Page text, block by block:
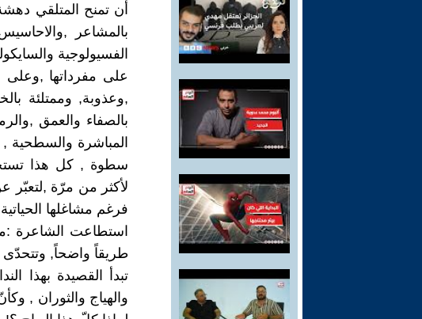
أن تمنح المتلقي
بالمشاعر
الفسيولوجية
على مفرداتها ,وعلى
,وعذوبة, وممتلئة
بالصفاء والعمق
المباشرة
سطوة , كل هذا
لأكثر من مرّة ,لتعبّر
فرغم مشاغلها الحياتية,
استطاعت الشاعرة
طريقاً واضحاً,
تبدأ القصيدة بهذا
والهياج والثوران ,